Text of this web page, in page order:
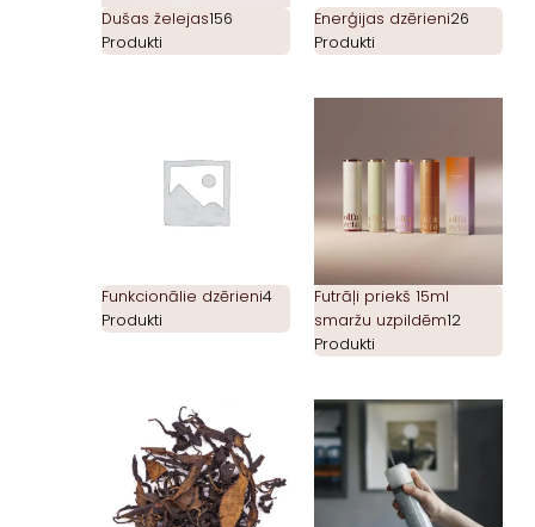
Dušas želejas156
Produkti
Enerģijas dzērieni26
Produkti
Funkcionālie dzērieni4
Produkti
Futrāļi priekš 15ml
smaržu uzpildēm12
Produkti